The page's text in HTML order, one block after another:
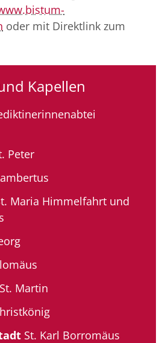
oder mit Direktlink zum
Kapellen
Peter
Maria Himmelfahrt und
Martin
St. Karl Borromäus